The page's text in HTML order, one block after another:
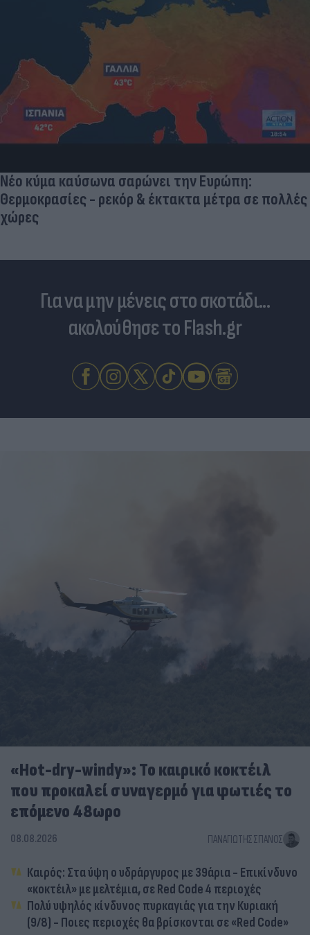
«Μια θεά για τον θεό» - Η κυρία Μέσι
εντυπωσίασε στο Instagram, την σχολίασε και η
Για να μην μένεις στο σκοτάδι...
ακολούθησε το Flash.gr
«Hot-dry-windy»: Το καιρικό κοκτέιλ
που προκαλεί συναγερμό για φωτιές το
επόμενο 48ωρο
08.08.2026 ΠΑΝΑΓΙΏΤΗΣ ΣΠΑΝΌΣ
Καιρός: Στα ύψη ο υδράργυρος με 39άρια - Επικίνδυνο
«κοκτέιλ» με μελτέμια, σε Red Code 4 περιοχές
Πολύ υψηλός κίνδυνος πυρκαγιάς για την Κυριακή
(9/8) - Ποιες περιοχές θα βρίσκονται σε «Red Code»